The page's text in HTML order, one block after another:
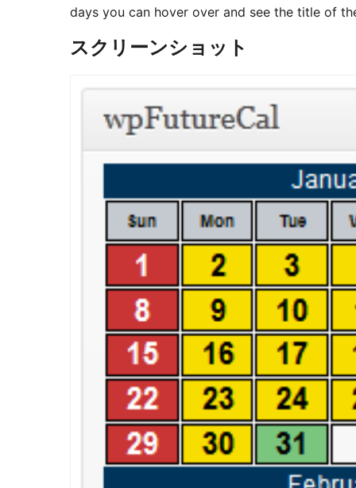
days you can hover over and see the title of
スクリーンショット